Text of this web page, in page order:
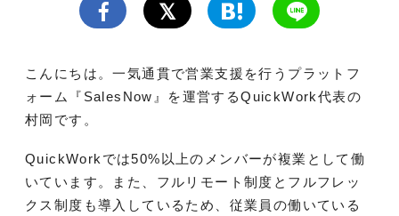
こんにちは。一気通貫で営業支援を行うプラットフ
ォーム『SalesNow』を運営するQuickWork代表の
村岡です。
QuickWorkでは50%以上のメンバーが複業として働
いています。また、フルリモート制度とフルフレッ
クス制度も導入しているため、従業員の働いている